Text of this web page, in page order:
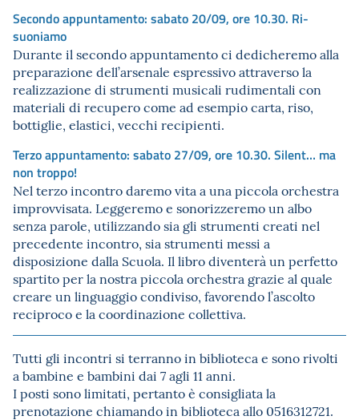
Secondo appuntamento: sabato 20/09, ore 10.30. Ri-
suoniamo
Durante il secondo appuntamento ci dedicheremo alla
preparazione dell’arsenale espressivo attraverso la
realizzazione di strumenti musicali rudimentali con
materiali di recupero come ad esempio carta, riso,
bottiglie, elastici, vecchi recipienti.
Terzo appuntamento: sabato 27/09, ore 10.30. Silent… ma
non troppo!
Nel terzo incontro daremo vita a una piccola orchestra
improvvisata. Leggeremo e sonorizzeremo un albo
senza parole, utilizzando sia gli strumenti creati nel
precedente incontro, sia strumenti messi a
disposizione dalla Scuola. Il libro diventerà un perfetto
spartito per la nostra piccola orchestra grazie al quale
creare un linguaggio condiviso, favorendo l’ascolto
reciproco e la coordinazione collettiva.
Tutti gli incontri si terranno in biblioteca e sono rivolti
a bambine e bambini dai 7 agli 11 anni.
I posti sono limitati, pertanto è consigliata la
prenotazione chiamando in biblioteca allo 0516312721.